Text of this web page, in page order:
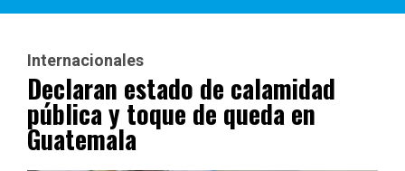
Internacionales
Declaran estado de calamidad
pública y toque de queda en
Guatemala